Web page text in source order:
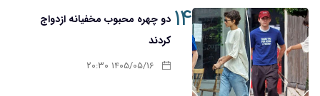
۱۴ دو چهره محبوب مخفیانه ازدواج
کردند
۱۴۰۵/۰۵/۱۶ ۲۰:۳۰